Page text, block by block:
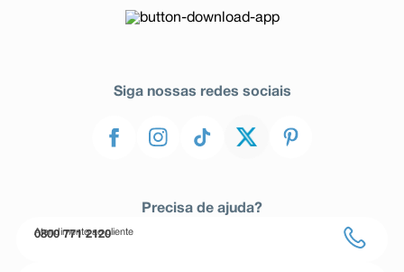
Siga nossas redes sociais
Precisa de ajuda?
Atendimento ao cliente
0800 771 2120